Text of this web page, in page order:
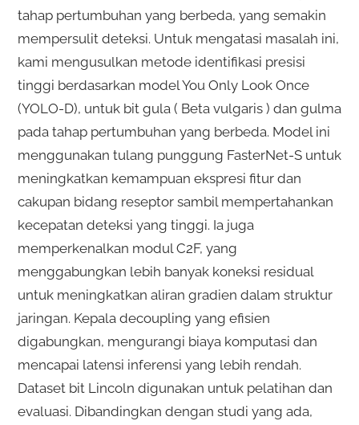
tahap pertumbuhan yang berbeda, yang semakin
mempersulit deteksi. Untuk mengatasi masalah ini,
kami mengusulkan metode identifikasi presisi
tinggi berdasarkan model You Only Look Once
(YOLO-D), untuk bit gula ( Beta vulgaris ) dan gulma
pada tahap pertumbuhan yang berbeda. Model ini
menggunakan tulang punggung FasterNet-S untuk
meningkatkan kemampuan ekspresi fitur dan
cakupan bidang reseptor sambil mempertahankan
kecepatan deteksi yang tinggi. Ia juga
memperkenalkan modul C2F, yang
menggabungkan lebih banyak koneksi residual
untuk meningkatkan aliran gradien dalam struktur
jaringan. Kepala decoupling yang efisien
digabungkan, mengurangi biaya komputasi dan
mencapai latensi inferensi yang lebih rendah.
Dataset bit Lincoln digunakan untuk pelatihan dan
evaluasi. Dibandingkan dengan studi yang ada,